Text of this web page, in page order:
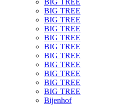
BIG TREE
BIG TREE
BIG TREE
BIG TREE
BIG TREE
BIG TREE
BIG TREE
BIG TREE
BIG TREE
BIG TREE
BIG TREE
Bijenhof